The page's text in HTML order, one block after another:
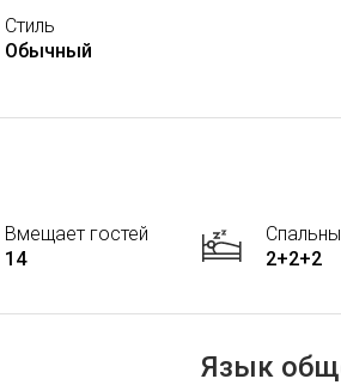
Стиль
Обычный
Вмещает гостей
14
2+2+2
Язык